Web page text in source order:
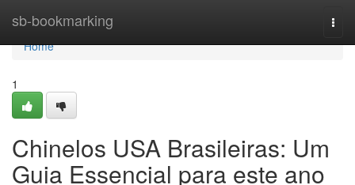
sb-bookmarking
Home
Home
1
Chinelos USA Brasileiras: Um
Guia Essencial para este ano